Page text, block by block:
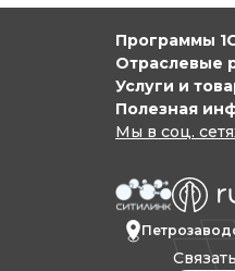
Мы в соц.
Программы
Отраслевые
Услуги и
Полезная